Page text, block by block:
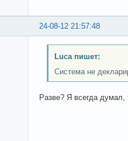
24-08-12 21:57:48
Luca пишет:
Система не
Разве? Я всегда